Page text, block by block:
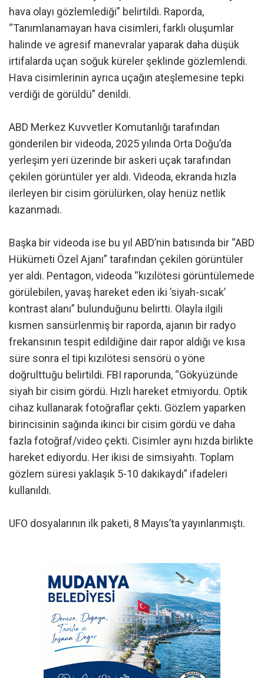
hava olayı gözlemlediği” belirtildi. Raporda,
“Tanımlanamayan hava cisimleri, farklı oluşumlar
halinde ve agresif manevralar yaparak daha düşük
irtifalarda uçan soğuk küreler şeklinde gözlemlendi.
Hava cisimlerinin ayrıca uçağın ateşlemesine tepki
verdiği de görüldü” denildi.
ABD Merkez Kuvvetler Komutanlığı tarafından
gönderilen bir videoda, 2025 yılında Orta Doğu’da
yerleşim yeri üzerinde bir askeri uçak tarafından
çekilen görüntüler yer aldı. Videoda, ekranda hızla
ilerleyen bir cisim görülürken, olay henüz netlik
kazanmadı.
Başka bir videoda ise bu yıl ABD’nin batısında bir “ABD
Hükümeti Özel Ajanı” tarafından çekilen görüntüler
yer aldı. Pentagon, videoda “kızılötesi görüntülemede
görülebilen, yavaş hareket eden iki ’siyah-sıcak’
kontrast alanı” bulunduğunu belirtti. Olayla ilgili
kısmen sansürlenmiş bir raporda, ajanın bir radyo
frekansının tespit edildiğine dair rapor aldığı ve kısa
süre sonra el tipi kızılötesi sensörü o yöne
doğrulttuğu belirtildi. FBI raporunda, “Gökyüzünde
siyah bir cisim gördü. Hızlı hareket etmiyordu. Optik
cihaz kullanarak fotoğraflar çekti. Gözlem yaparken
birincisinin sağında ikinci bir cisim gördü ve daha
fazla fotoğraf/video çekti. Cisimler aynı hızda birlikte
hareket ediyordu. Her ikisi de simsiyahtı. Toplam
gözlem süresi yaklaşık 5-10 dakikaydı” ifadeleri
kullanıldı.
UFO dosyalarının ilk paketi, 8 Mayıs’ta yayınlanmıştı.